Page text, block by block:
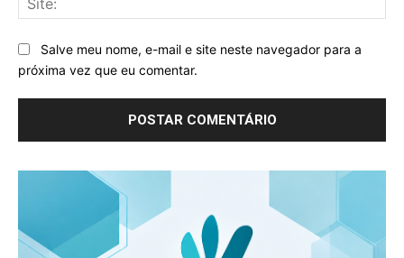
Salve meu nome, e-mail e site neste navegador para a
próxima vez que eu comentar.